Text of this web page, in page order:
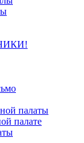
палаты
палате